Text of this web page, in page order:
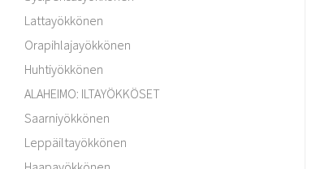
Lattayökkönen
Orapihlajayökkönen
Huhtiyökkönen
ALAHEIMO: ILTAYÖKKÖSET
Saarniyökkönen
Leppäiltayökkönen